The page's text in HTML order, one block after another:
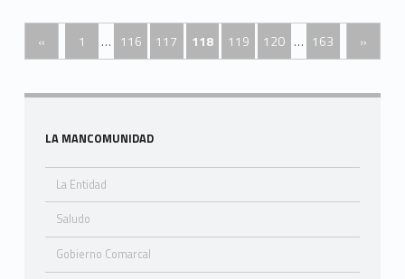
« 1 … 116 117 118 119 120 … 163 »
Sidebar
LA MANCOMUNIDAD
La Entidad
Saludo
Gobierno Comarcal